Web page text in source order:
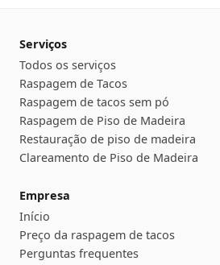
Serviços
Todos os serviços
Raspagem de Tacos
Raspagem de tacos sem pó
Raspagem de Piso de Madeira
Restauração de piso de madeira
Clareamento de Piso de Madeira
Empresa
Início
Preço da raspagem de tacos
Perguntas frequentes